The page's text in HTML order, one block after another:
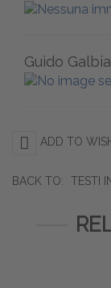
Guido
ADD TO
BACK TO: TESTI